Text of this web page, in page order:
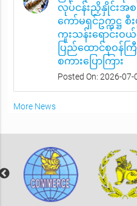
လုပ်ငန်းညှိနှိုင်းအ
ကော်မရှင်ဥက္ကဋ္ဌ စီး
ကူးသန်းရောင်းဝယ်
ပြည်ထောင်စုဝန်
စကားပြောကြား
Posted On: 2026-07-
More News